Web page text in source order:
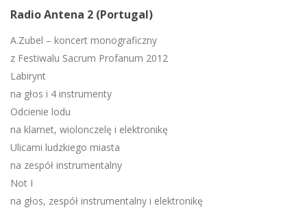
Radio Antena 2 (Portugal)
A.Zubel – koncert monograficzny
z Festiwalu Sacrum Profanum 2012
Labirynt
na głos i 4 instrumenty
Odcienie lodu
na klarnet, wiolonczelę i elektronikę
Ulicami ludzkiego miasta
na zespół instrumentalny
Not I
na głos, zespół instrumentalny i elektronikę